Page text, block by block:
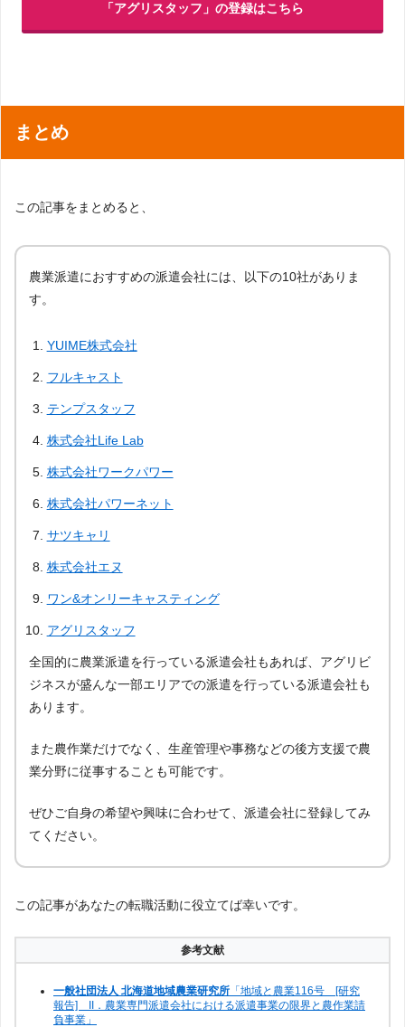
「アグリスタッフ」の登録はこちら
まとめ
この記事をまとめると、
農業派遣におすすめの派遣会社には、以下の10社がありま
す。
YUIME株式会社
フルキャスト
テンプスタッフ
株式会社Life Lab
株式会社ワークパワー
株式会社パワーネット
サツキャリ
株式会社エヌ
ワン&オンリーキャスティング
アグリスタッフ
全国的に農業派遣を行っている派遣会社もあれば、アグリビ
ジネスが盛んな一部エリアでの派遣を行っている派遣会社も
あります。
また農作業だけでなく、生産管理や事務などの後方支援で農
業分野に従事することも可能です。
ぜひご自身の希望や興味に合わせて、派遣会社に登録してみ
てください。
この記事があなたの転職活動に役立てば幸いです。
参考文献
一般社団法人 北海道地域農業研究所 「地域と農業116号 [研究
報告] II．農業専門派遣会社における派遣事業の限界と農作業請
負事業」